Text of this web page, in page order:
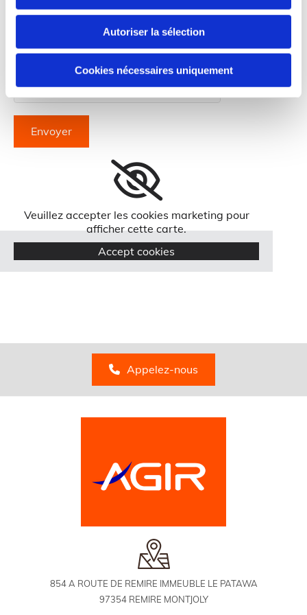
Autoriser la sélection
Cookies nécessaires uniquement
En soumettant ce formulaire, vous acceptez que
les données obtenues vous concernant puissent être
collectées et utilisées aux fins indiquées ici *
Veuillez accepter les cookies marketing pour
afficher cette carte.
Accept cookies
Appelez-nous
854 A ROUTE DE REMIRE IMMEUBLE LE PATAWA
97354 REMIRE MONTJOLY